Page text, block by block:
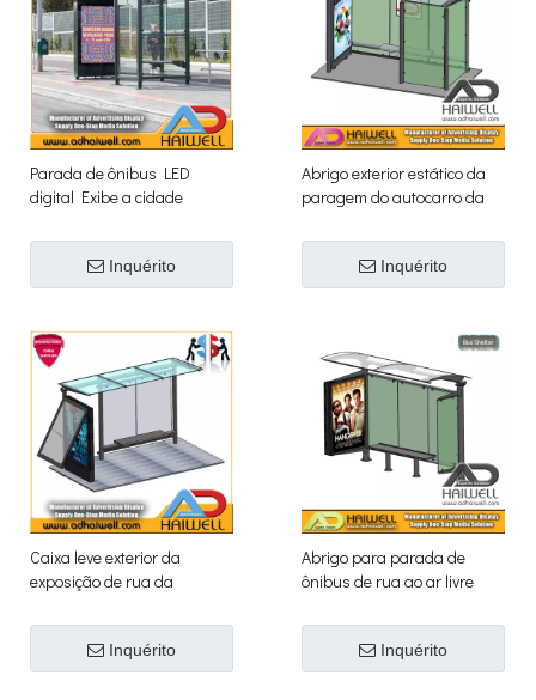
Parada de ônibus LED
digital Exibe a cidade
Inquérito
Abrigo exterior estático da
paragem do autocarro da
do diodo emissor de luz de
Inquérito
Caixa leve exterior da
exposição de rua da
parada de ônibus da cidade
Inquérito
Abrigo para parada de
ônibus de rua ao ar livre
de publicidade de Mupi
Inquérito